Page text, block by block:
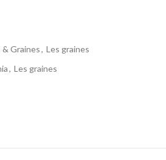
& Graines, Les graines
, Les graines